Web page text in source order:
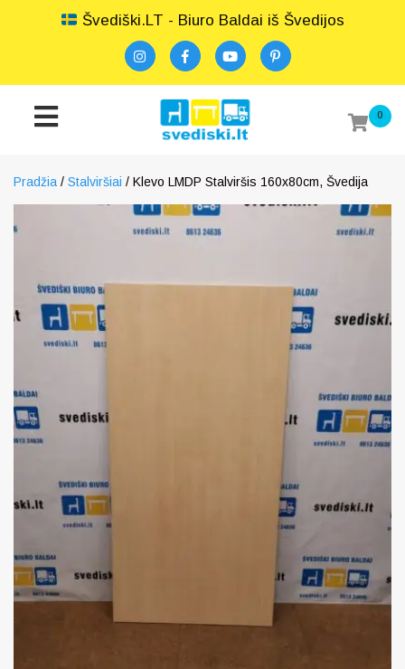
Švediški.LT - Biuro Baldai iš Švedijos
0
Pradžia / Stalviršiai / Klevo LMDP Stalviršis 160x80cm, Švedija